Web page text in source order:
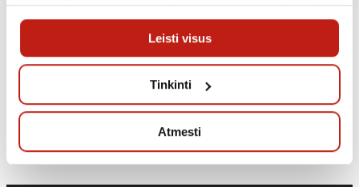
sutikimą galite bet kada pakeisti arba atšaukti spustelėję
nuorodą į poraštę arba piktogramą „Privatumo trigeris“.
Jei leistumėte, mes taip pat norėtume:
rinkti informaciją apie jūsų geografinę vietą, kurios
Leisti visus
Tinkinti
Atmesti